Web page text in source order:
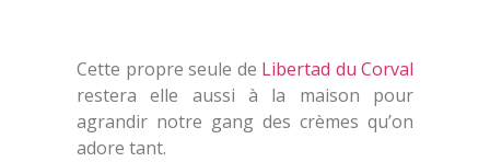
Cette propre seule de Libertad du Corval
restera elle aussi à la maison pour
agrandir notre gang des crèmes qu’on
adore tant.